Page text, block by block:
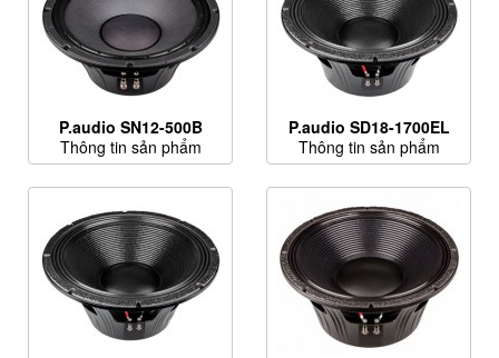
P.audio SN12-500B
Thông tin sản phẩm
P.audio SD18-1700EL
Thông tin sản phẩm